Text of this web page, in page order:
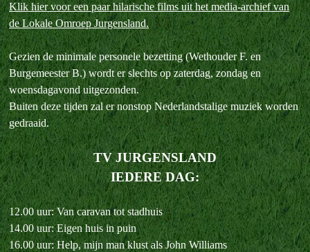
Klik hier voor een paar hilarische films uit het media-archief van
de Lokale Omroep Jurgensland.
Gezien de minimale personele bezetting (Wethouder F. en
Burgemeester B.) wordt er slechts op zaterdag, zondag en
woensdagavond uitgezonden.
Buiten deze tijden zal er nonstop Nederlandstalige muziek worden
gedraaid.
TV JURGENSLAND
IEDERE DAG:
12.00 uur: Van caravan tot stadhuis
14.00 uur: Eigen huis in puin
16.00 uur: Help, mijn man klust als John Williams